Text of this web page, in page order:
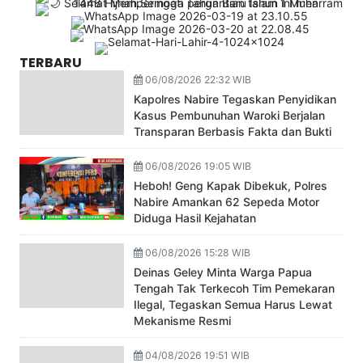
TERBARU
06/08/2026 22:32 WIB
Kapolres Nabire Tegaskan Penyidikan
Kasus Pembunuhan Waroki Berjalan
Transparan Berbasis Fakta dan Bukti
06/08/2026 19:05 WIB
Heboh! Geng Kapak Dibekuk, Polres
Nabire Amankan 62 Sepeda Motor
Diduga Hasil Kejahatan
06/08/2026 15:28 WIB
Deinas Geley Minta Warga Papua
Tengah Tak Terkecoh Tim Pemekaran
Ilegal, Tegaskan Semua Harus Lewat
Mekanisme Resmi
04/08/2026 19:51 WIB